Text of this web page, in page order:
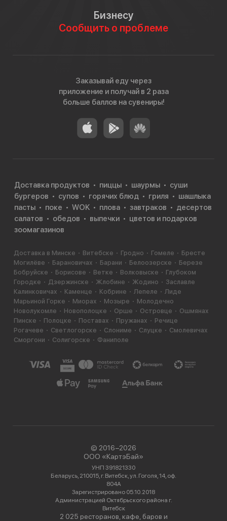
Бизнесу
Сообщить о проблеме
Заказывай еду через
приложение и получай в 2 раза
больше баллов на сувениры!
Доставка продуктов пиццы шаурмы
суши
бургеров
супов горячих блюд гриля
шашлыка
пасты
поке WOK плова завтраков
десертов
салатов
обедов выпечки
цветов и подарков
зоомагазинов
Доставка в Минске Витебске Гродно Гомеле
Бресте
Могилёве
Барановичах Барани Белоозерске
Березе
Бобруйске
Борисове Ветке Волковыске
Глубоком
Городке
Дзержинске Жлобине Жодино
Заславле
Калинковичах
Каменце Кобрине Лепеле
Лиде
Марьиной Горке
Миорах Мозыре
Молодечно
Новолукомле
Новополоцке Орше Островце
Ошмянах
Пинске
Полоцке Поставах Пружанах
Речице
Рогачеве
Светлогорске Слониме Слуцке
Смолевичах
Сморгони
Солигорске Фаниполе
© 2016−2026
ООО «КартэБай»
УНП 391821330
Беларусь, 210015, г. Витебск, ул. Гоголя, 14, оф.
804А
Зарегистрировано 05.10.2018
Администрацией Октябрьского района г.
Витебск
2 025 ресторанов, кафе, баров и